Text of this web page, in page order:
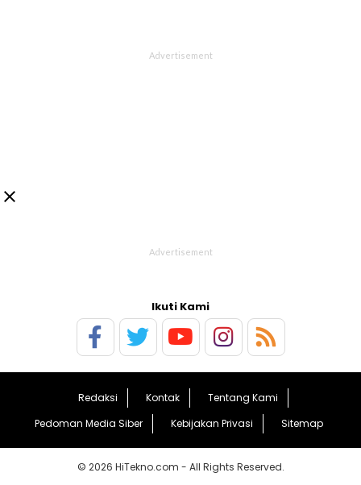

Ikuti Kami
Redaksi Kontak
Tentang Kami
Pedoman Media Siber
Kebijakan Privasi Sitemap
© 2026 HiTekno.com - All Rights Reserved.